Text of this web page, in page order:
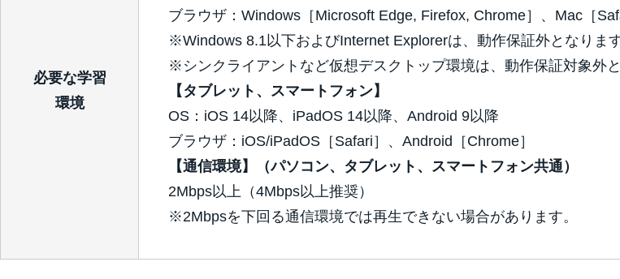
必要な学習
環境
ブラウザ：Windows［Microsoft Edge, Firefox, Chrome］、Mac［
※Windows 8.1以下およびInternet Explorerは、動作保証外となります
※シンクライアントなど仮想デスクトップ環境は、動作保証対象外と
【タブレット、スマートフォン】
OS：iOS 14以降、iPadOS 14以降、Android 9以降
ブラウザ：iOS/iPadOS［Safari］、Android［Chrome］
【通信環境】（パソコン、タブレット、スマートフォン共通）
2Mbps以上（4Mbps以上推奨）
※2Mbpsを下回る通信環境では再生できない場合があります。